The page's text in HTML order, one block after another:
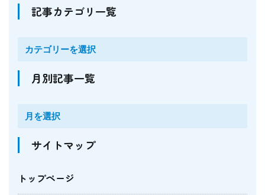
記事カテゴリ一覧
月別記事一覧
サイトマップ
トップページ